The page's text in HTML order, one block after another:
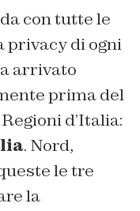
con tutte le
privacy di ogni
arrivato
prima del
d’Italia:
. Nord,
le tre
la